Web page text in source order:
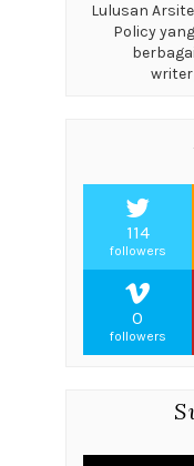
Lulusan
Policy
114
followers
0
followers